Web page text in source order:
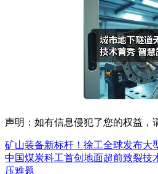
声明：如有信息侵犯了您的权益，
矿山装备新标杆！徐工全球发布大
中国煤炭科工首创地面超前致裂技
压难题